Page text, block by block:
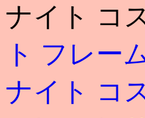
ナイト コ
ト フレー
ナイト コ